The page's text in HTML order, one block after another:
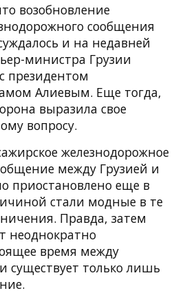
возобновление
сообщения
и на недавней
министра Грузии
президентом
Алиевым. Еще тогда,
выразила свое
вопросу.
железнодорожное
между Грузией и
приостановлено еще в
стали модные в те
Правда, затем
неоднократно
время между
существует только лишь